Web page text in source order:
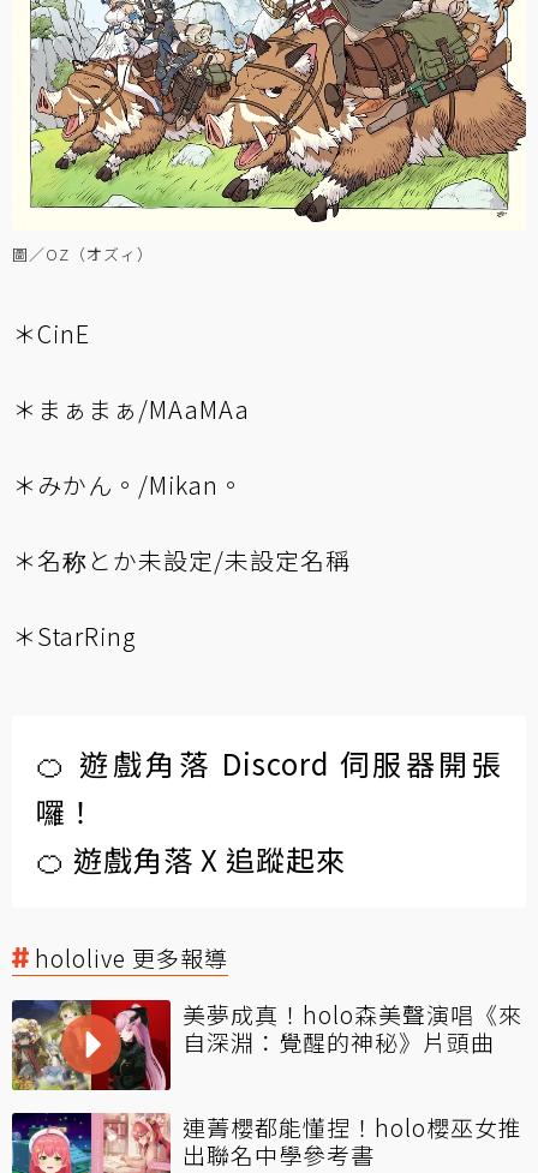
圖／OZ（オズィ）
＊CinE
＊まぁまぁ/MAaMAa
＊みかん。/Mikan。
＊名称とか未設定/未設定名稱
＊StarRing
🍊 遊戲角落 Discord 伺服器開張
囉！
🍊 遊戲角落 X 追蹤起來
hololive 更多報導
美夢成真！holo森美聲演唱《來
自深淵：覺醒的神秘》片頭曲
連菁櫻都能懂捏！holo櫻巫女推
出聯名中學參考書